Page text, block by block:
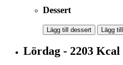
Dessert
Lägg till dessert Lägg
Lördag - 2203 Kcal